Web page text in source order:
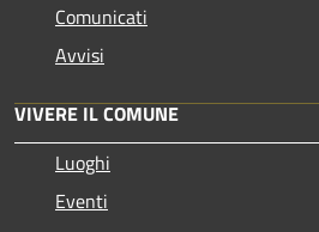
Comunicati
Avvisi
VIVERE IL COMUNE
Luoghi
Eventi